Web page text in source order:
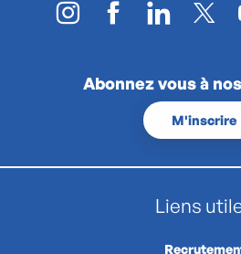
Abonnez vous à
M'inscrire
Liens